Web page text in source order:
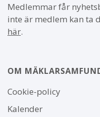
Medlemmar får
inte är medlem kan ta
här.
OM
Om
webbplatsen
Cookie-policy
Kalender